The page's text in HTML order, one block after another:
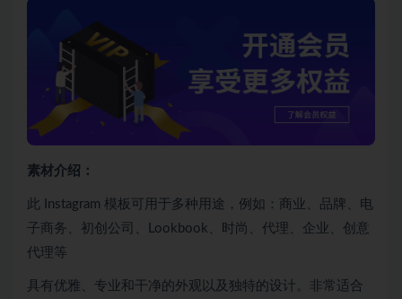
素材介绍：
此 Instagram 模板可用于多种用途，例如：商业、品牌、电
子商务、初创公司、Lookbook、时尚、代理、企业、创意
代理等
具有优雅、专业和干净的外观以及独特的设计。非常适合